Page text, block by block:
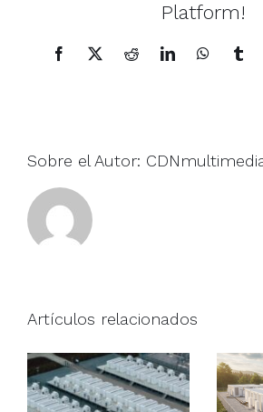
Platform!
Facebook
X RedditLinkedInWhatsApp
Sobre el Autor:
Artículos relacionados